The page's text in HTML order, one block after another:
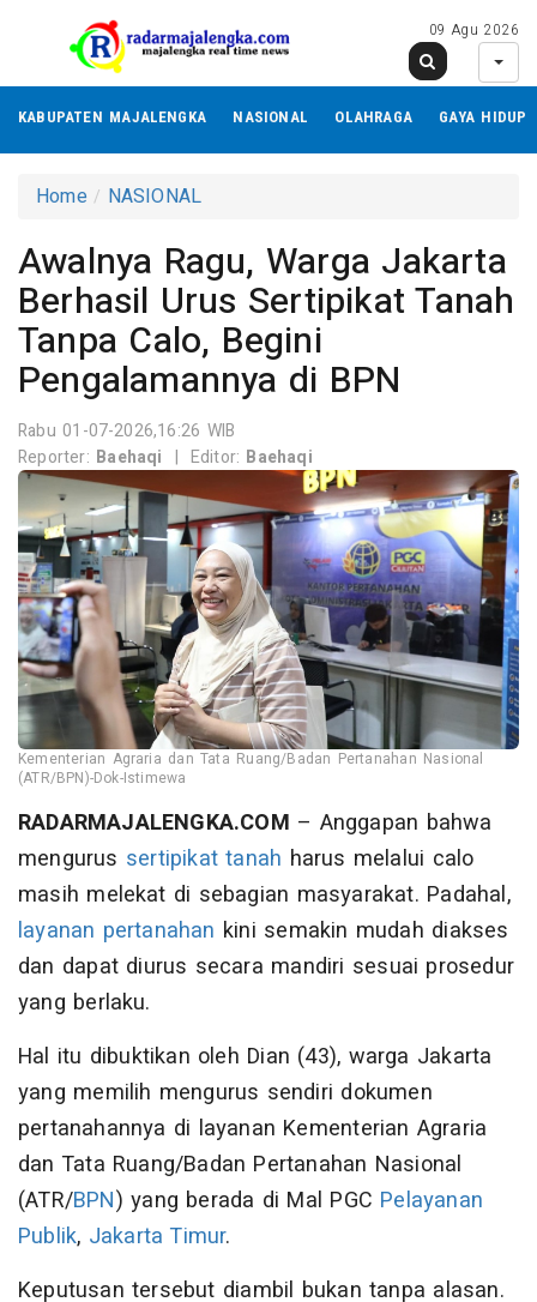
09 Agu 2026
KABUPATEN MAJALENGKA NASIONAL OLAHRAGA GAYA HIDUP
Home NASIONAL
Awalnya Ragu, Warga Jakarta
Berhasil Urus Sertipikat Tanah
Tanpa Calo, Begini
Pengalamannya di BPN
Rabu 01-07-2026,16:26 WIB
Reporter: Baehaqi | Editor: Baehaqi
Kementerian Agraria dan Tata Ruang/Badan Pertanahan Nasional
(ATR/BPN)-Dok-Istimewa
RADARMAJALENGKA.COM – Anggapan bahwa
mengurus sertipikat tanah harus melalui calo
masih melekat di sebagian masyarakat. Padahal,
layanan pertanahan kini semakin mudah diakses
dan dapat diurus secara mandiri sesuai prosedur
yang berlaku.
Hal itu dibuktikan oleh Dian (43), warga Jakarta
yang memilih mengurus sendiri dokumen
pertanahannya di layanan Kementerian Agraria
dan Tata Ruang/Badan Pertanahan Nasional
(ATR/BPN) yang berada di Mal PGC Pelayanan
Publik, Jakarta Timur.
Keputusan tersebut diambil bukan tanpa alasan.